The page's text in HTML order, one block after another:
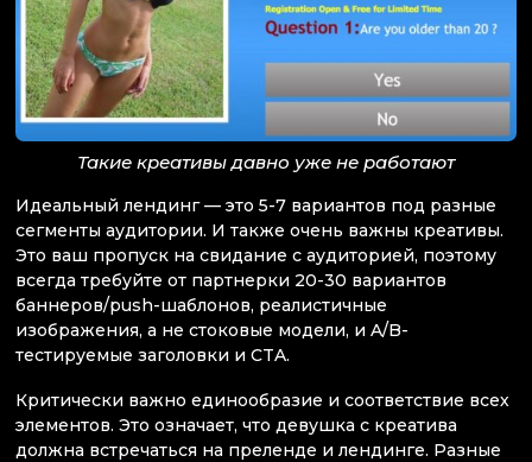
Такие креативы давно уже не работают
Идеальный лендинг — это 5-7 вариантов под разные
сегменты аудитории. И также очень важны креативы.
Это ваш пропуск на свидание с аудиторией, поэтому
всегда требуйте от партнерки 20-30 вариантов
баннеров/push-шаблонов, реалистичные
изображения, а не стоковые модели, и A/B-
тестируемые заголовки и CTA.
Критически важно единообразие и соответствие всех
элементов. Это означает, что девушка с креатива
должна встречаться на преленде и лендинге. Разные